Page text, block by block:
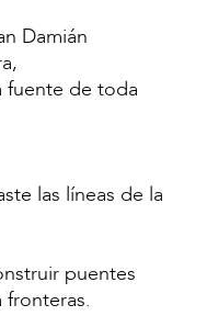
Damián
fuente de toda
las líneas de la
puentes